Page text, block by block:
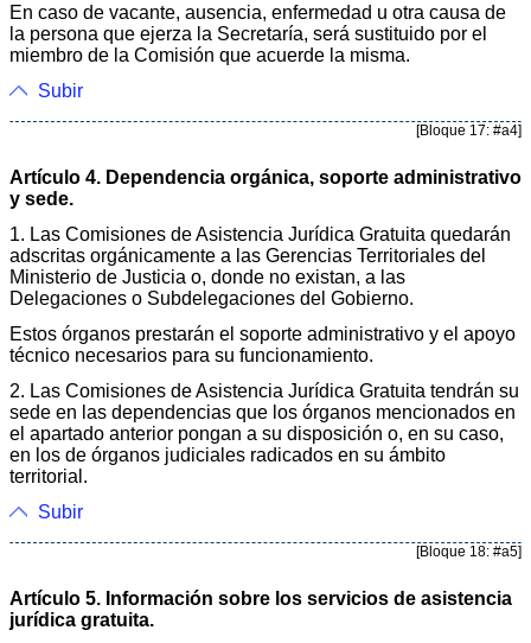
En caso de vacante, ausencia, enfermedad u otra causa de
la persona que ejerza la Secretaría, será sustituido por el
miembro de la Comisión que acuerde la misma.
Subir
[Bloque 17: #a4]
Artículo 4. Dependencia orgánica, soporte administrativo
y sede.
1. Las Comisiones de Asistencia Jurídica Gratuita quedarán
adscritas orgánicamente a las Gerencias Territoriales del
Ministerio de Justicia o, donde no existan, a las
Delegaciones o Subdelegaciones del Gobierno.
Estos órganos prestarán el soporte administrativo y el apoyo
técnico necesarios para su funcionamiento.
2. Las Comisiones de Asistencia Jurídica Gratuita tendrán su
sede en las dependencias que los órganos mencionados en
el apartado anterior pongan a su disposición o, en su caso,
en los de órganos judiciales radicados en su ámbito
territorial.
Subir
[Bloque 18: #a5]
Artículo 5. Información sobre los servicios de asistencia
jurídica gratuita.